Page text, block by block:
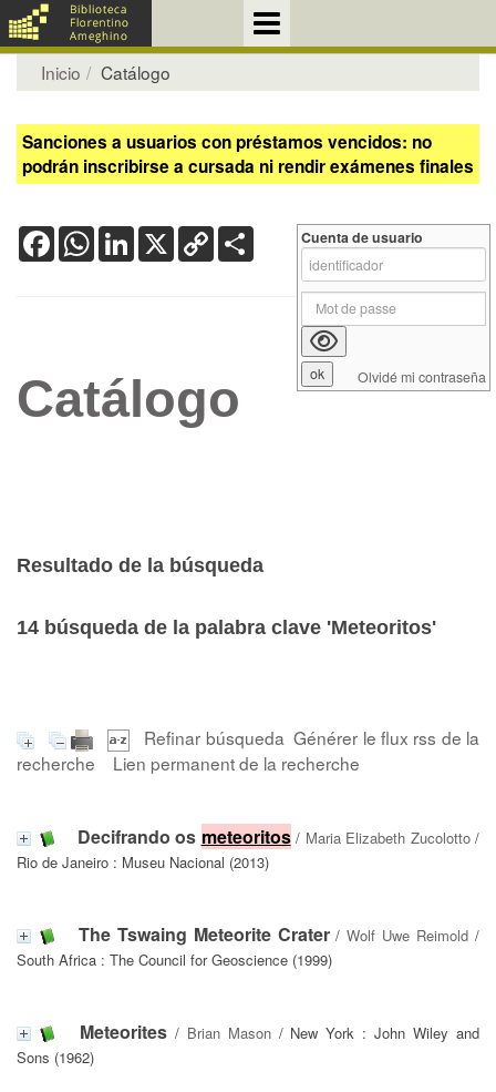
Inicio Catálogo
Sanciones a usuarios con préstamos vencidos: no
podrán inscribirse a cursada ni rendir exámenes finales
FacebookWhatsApp
LinkedIn
X Copy
Link
Catálogo
Resultado de la búsqueda
14 búsqueda de la palabra clave 'Meteoritos'
Refinar búsqueda Générer le flux rss de la
recherche
Lien permanent de la recherche
Decifrando os meteoritos/ Maria Elizabeth Zucolotto/
Rio de Janeiro : Museu Nacional (2013)
The Tswaing Meteorite Crater/Wolf Uwe Reimold /
South Africa : The Council for Geoscience (1999)
Meteorites/ Brian Mason/ New York : John Wiley and
Sons (1962)
Cuenta de usuario
Olvidé mi contraseña